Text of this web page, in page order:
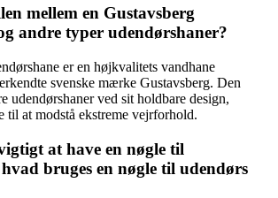
mellem en Gustavsberg
andre typer udendørshaner?
er en højkvalitets vandhane
svenske mærke Gustavsberg. Den
udendørshaner ved sit holdbare design,
til at modstå ekstreme vejrforhold.
at have en nøgle til
bruges en nøgle til udendørs